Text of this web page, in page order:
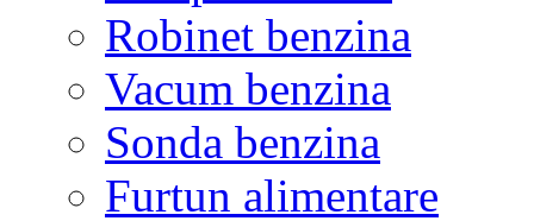
Robinet benzina
Vacum benzina
Sonda benzina
Furtun alimentare